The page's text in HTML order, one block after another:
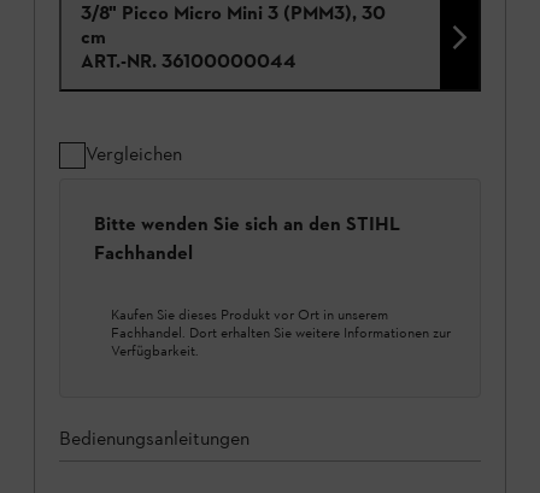
3/8" Picco Micro Mini 3 (PMM3), 30
cm
ART.-NR. 36100000044
Vergleichen
Bitte wenden Sie sich an den STIHL
Fachhandel
Kaufen Sie dieses Produkt vor Ort in unserem
Fachhandel. Dort erhalten Sie weitere Informationen zur
Verfügbarkeit.
Bedienungsanleitungen